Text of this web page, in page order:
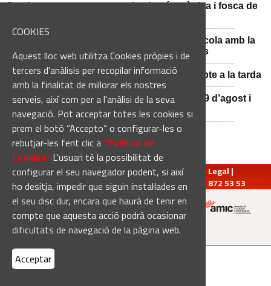
COOKIES
Aquest lloc web utilitza Cookies pròpies i de
tercers d'anàlisis per recopilar informació
amb la finalitat de millorar els nostres
serveis, així com per a l'anàlisi de la seva
navegació. Pot acceptar totes les cookies si
prem el botó “Accepto” o configurar-les o
rebutjar-les fent clic a“Política de
Cookies“ L'usuari té la possibilitat de
configurar el seu navegador podent, si així
ho desitja, impedir que siguin instal·lades en
el seu disc dur, encara que haurà de tenir en
compte que aquesta acció podrà ocasionar
dificultats de navegació de la pàgina web.
Acceptar
Catalunya es prepara per a la nit més màgica i fosca de
Sant Fruitós posa en valor el patrimoni agrícola amb la
restauració i exposició de peces històriques
Es manté la previsió de pluges fortes dissabte a la tarda
El 3x3 de bàsquet de Solsona s’avança al 29 d’agost i
estrena premis en metàl·lic
redaccio@manresadiari.cat|Qui som Avís Legal |
Pompeu Fabra, 7-13, 08240-Manresa | Tel.: 93 872 53 53
Altres mitjans del grup: